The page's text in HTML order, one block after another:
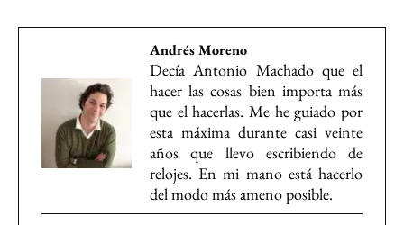
Andrés Moreno
Decía Antonio Machado que el
hacer las cosas bien importa más
que el hacerlas. Me he guiado por
esta máxima durante casi veinte
años que llevo escribiendo de
relojes. En mi mano está hacerlo
del modo más ameno posible.